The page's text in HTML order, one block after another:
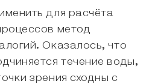
для расчёта
метод
Оказалось, что
течение воды,
зрения сходны с